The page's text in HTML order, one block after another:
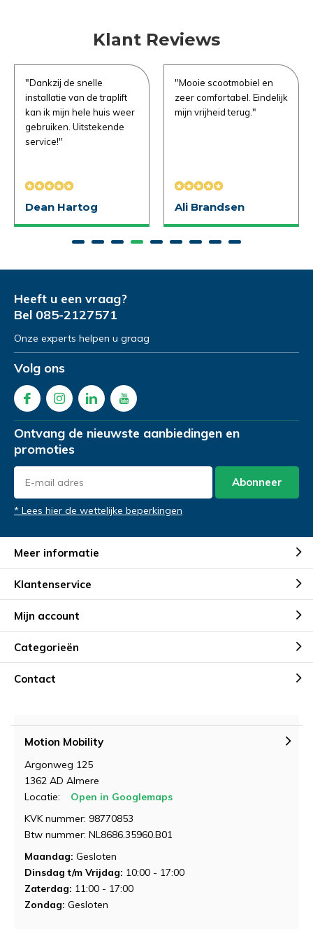
Klant Reviews
"Dankzij de snelle
installatie van de traplift
kan ik mijn hele huis weer
gebruiken. Uitstekende
service!"
Dean Hartog
"Mooie scootmobiel en
zeer comfortabel. Eindelijk
mijn vrijheid terug."
Ali Brandsen
Heeft u een vraag?
Bel 085-2127571
Onze experts helpen u graag
Volg ons
Ontvang de nieuwste aanbiedingen en
promoties
Abonneer
* Lees hier de wettelijke beperkingen
Meer informatie
Klantenservice
Mijn account
Categorieën
Contact
Motion Mobility
Argonweg 125
1362 AD Almere
Locatie:
Open in Googlemaps
KVK nummer: 98770853
Btw nummer: NL8686.35960.B01
Maandag: Gesloten
Dinsdag t/m Vrijdag: 10:00 - 17:00
Zaterdag: 11:00 - 17:00
Zondag: Gesloten
Telefoonnummer
Demonstratie aanvragen
Telefoonnummer
Demonstratie aanvragen
Gewenste datum voor proefzitten*
Demonstratie aanvragen
Verstuur je vraag